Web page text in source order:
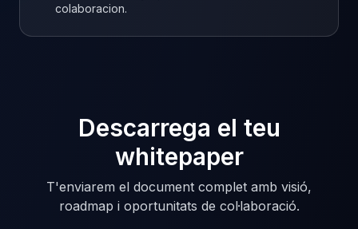
colaboracion.
Descarrega el teu
whitepaper
T'enviarem el document complet amb visió,
roadmap i oportunitats de col·laboració.